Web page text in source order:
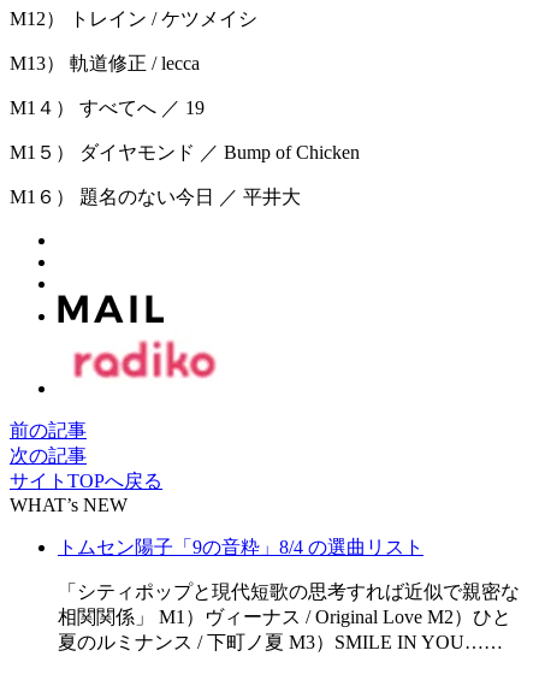
M12） トレイン / ケツメイシ
M13） 軌道修正 / lecca
M1４） すべてへ ／ 19
M1５） ダイヤモンド ／ Bump of Chicken
M1６） 題名のない今日 ／ 平井大
前の記事
次の記事
サイトTOPへ戻る
WHAT’s NEW
トムセン陽子「9の音粋」8/4 の選曲リスト
「シティポップと現代短歌の思考すれば近似で親密な
相関関係」 M1）ヴィーナス / Original Love M2）ひと
夏のルミナンス / 下町ノ夏 M3）SMILE IN YOU……